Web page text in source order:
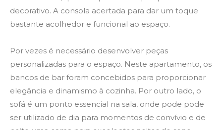
decorativo. A consola acertada para dar um toque
bastante acolhedor e funcional ao espaço.
Por vezes é necessário desenvolver peças
personalizadas para o espaço. Neste apartamento, os
bancos de bar foram concebidos para proporcionar
elegância e dinamismo à cozinha. Por outro lado, o
sofá é um ponto essencial na sala, onde pode pode
ser utilizado de dia para momentos de convívio e de